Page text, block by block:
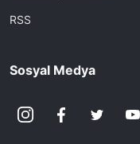
RSS
Sosyal Medya